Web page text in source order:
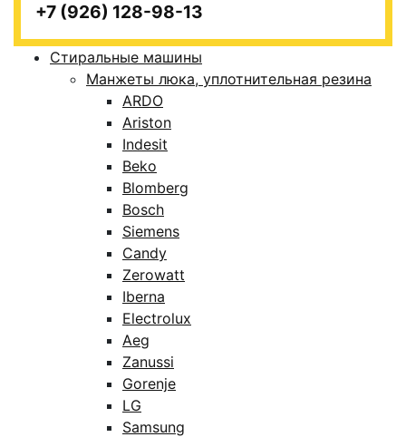
+7 (926) 128-98-13
Стиральные машины
Манжеты люка, уплотнительная резина
ARDO
Ariston
Indesit
Beko
Blomberg
Bosch
Siemens
Candy
Zerowatt
Iberna
Electrolux
Aeg
Zanussi
Gorenje
LG
Samsung